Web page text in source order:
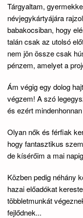
Tárgyaltam,
névjegykártyájára
babakocsiban, hogy
talán csak az utolsó
nem jön össze csak
pénzem, amelyet a
Ám végig egy dolog
végzem! A szó
és ezért
Olyan nők és férfiak
hogy fantasztikus
de kísérőim a mai
Közben pedig néhány
hazai előadókat
többletmunkát
fejlődnek...